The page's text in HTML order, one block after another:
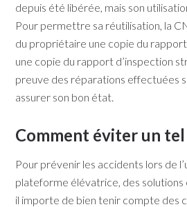
depuis été libérée, mais son
Pour permettre sa réutilisation, la
du propriétaire une copie du rapport
une copie du rapport d’inspection
preuve des réparations effectuées
assurer son bon état.​​
Comment éviter un
​​Pour prévenir les accidents lors de
plateforme élévatrice, des
il importe de bien tenir compte des